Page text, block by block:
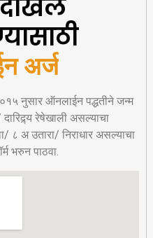
अर्ज
नुसार ऑनलाईन पद्धतीने जन्म
रेषेखाली असल्याचा
८ अ उतारा/ निराधार असल्याचा
भरुन पाठवा.